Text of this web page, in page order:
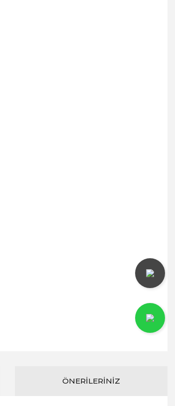
ÖNERILERINIZ